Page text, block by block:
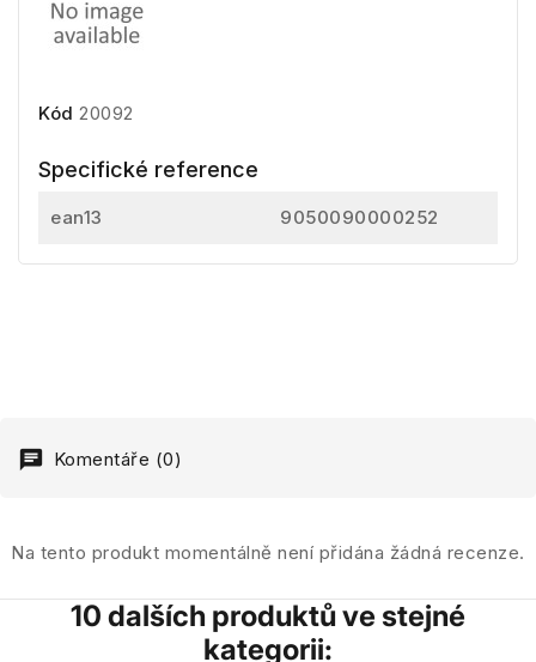
Kód 20092
Specifické reference
ean13 9050090000252
Komentáře (0)
Na tento produkt momentálně není přidána žádná recenze.
10 dalších produktů ve stejné
kategorii: